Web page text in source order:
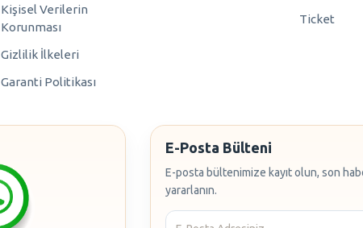
Kişisel Verilerin
Korunması
Gizlilik İlkeleri
Garanti Politikası
Ticket
E-Posta Bülteni
E-posta bültenimize kayıt olun, son
yararlanın.